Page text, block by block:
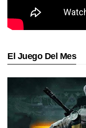
El Juego Del Mes